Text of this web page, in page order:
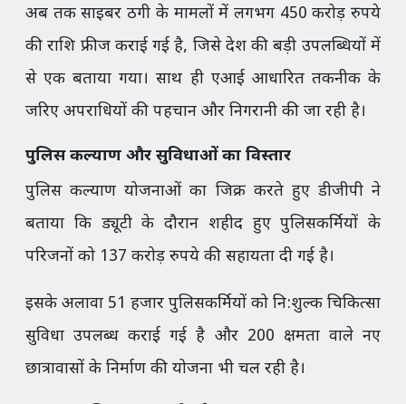
अब तक साइबर ठगी के मामलों में लगभग 450 करोड़ रुपये
की राशि फ्रीज कराई गई है, जिसे देश की बड़ी उपलब्धियों में
से एक बताया गया। साथ ही एआई आधारित तकनीक के
जरिए अपराधियों की पहचान और निगरानी की जा रही है।
पुलिस कल्याण और सुविधाओं का विस्तार
पुलिस कल्याण योजनाओं का जिक्र करते हुए डीजीपी ने
बताया कि ड्यूटी के दौरान शहीद हुए पुलिसकर्मियों के
परिजनों को 137 करोड़ रुपये की सहायता दी गई है।
इसके अलावा 51 हजार पुलिसकर्मियों को नि:शुल्क चिकित्सा
सुविधा उपलब्ध कराई गई है और 200 क्षमता वाले नए
छात्रावासों के निर्माण की योजना भी चल रही है।